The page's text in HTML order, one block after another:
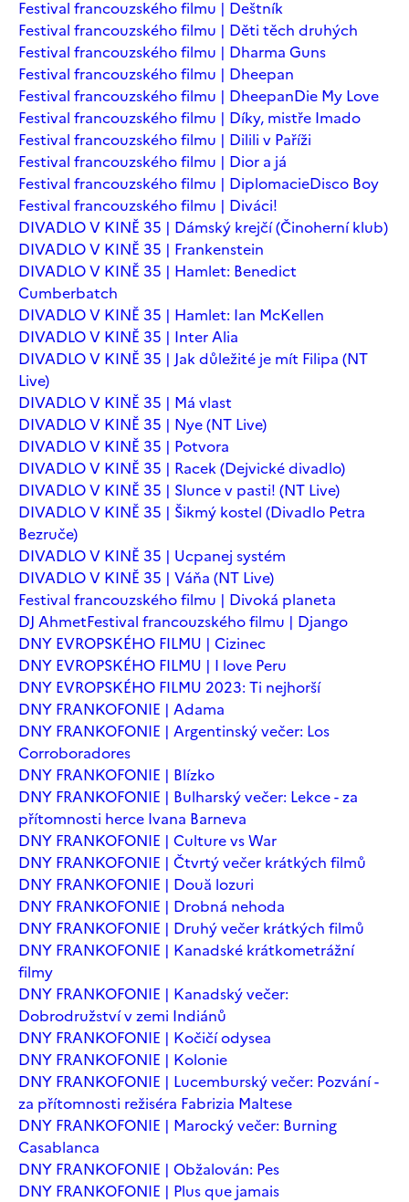
Festival francouzského filmu | Deštník
Festival francouzského filmu | Děti těch druhých
Festival francouzského filmu | Dharma Guns
Festival francouzského filmu | Dheepan
Festival francouzského filmu | DheepanDie My Love
Festival francouzského filmu | Díky, mistře Imado
Festival francouzského filmu | Dilili v Paříži
Festival francouzského filmu | Dior a já
Festival francouzského filmu | DiplomacieDisco Boy
Festival francouzského filmu | Diváci!
DIVADLO V KINĚ 35 | Dámský krejčí (Činoherní klub)
DIVADLO V KINĚ 35 | Frankenstein
DIVADLO V KINĚ 35 | Hamlet: Benedict
Cumberbatch
DIVADLO V KINĚ 35 | Hamlet: Ian McKellen
DIVADLO V KINĚ 35 | Inter Alia
DIVADLO V KINĚ 35 | Jak důležité je mít Filipa (NT
Live)
DIVADLO V KINĚ 35 | Má vlast
DIVADLO V KINĚ 35 | Nye (NT Live)
DIVADLO V KINĚ 35 | Potvora
DIVADLO V KINĚ 35 | Racek (Dejvické divadlo)
DIVADLO V KINĚ 35 | Slunce v pasti! (NT Live)
DIVADLO V KINĚ 35 | Šikmý kostel (Divadlo Petra
Bezruče)
DIVADLO V KINĚ 35 | Ucpanej systém
DIVADLO V KINĚ 35 | Váňa (NT Live)
Festival francouzského filmu | Divoká planeta
DJ AhmetFestival francouzského filmu | Django
DNY EVROPSKÉHO FILMU | Cizinec
DNY EVROPSKÉHO FILMU | I love Peru
DNY EVROPSKÉHO FILMU 2023: Ti nejhorší
DNY FRANKOFONIE | Adama
DNY FRANKOFONIE | Argentinský večer: Los
Corroboradores
DNY FRANKOFONIE | Blízko
DNY FRANKOFONIE | Bulharský večer: Lekce - za
přítomnosti herce Ivana Barneva
DNY FRANKOFONIE | Culture vs War
DNY FRANKOFONIE | Čtvrtý večer krátkých filmů
DNY FRANKOFONIE | Două lozuri
DNY FRANKOFONIE | Drobná nehoda
DNY FRANKOFONIE | Druhý večer krátkých filmů
DNY FRANKOFONIE | Kanadské krátkometrážní
filmy
DNY FRANKOFONIE | Kanadský večer:
Dobrodružství v zemi Indiánů
DNY FRANKOFONIE | Kočičí odysea
DNY FRANKOFONIE | Kolonie
DNY FRANKOFONIE | Lucemburský večer: Pozvání -
za přítomnosti režiséra Fabrizia Maltese
DNY FRANKOFONIE | Marocký večer: Burning
Casablanca
DNY FRANKOFONIE | Obžalován: Pes
DNY FRANKOFONIE | Plus que jamais